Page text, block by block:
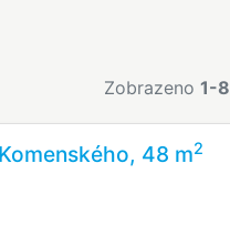
Zobrazeno 1-8
48 m2